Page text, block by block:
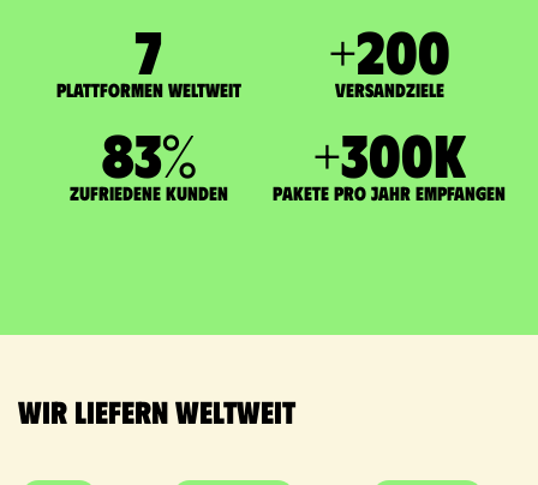
7
Plattformen weltweit
+200
Versandziele
83%
zufriedene Kunden
+300K
Pakete pro Jahr empfangen
Wir liefern weltweit